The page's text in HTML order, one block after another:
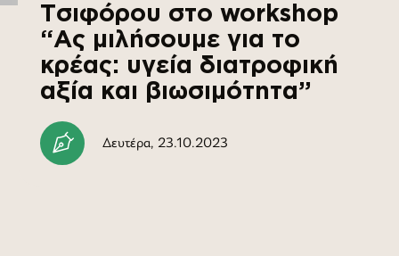
Τσιφόρου στο workshop
“Ας μιλήσουμε για το
κρέας: υγεία διατροφική
αξία και βιωσιμότητα”
Δευτέρα, 23.10.2023